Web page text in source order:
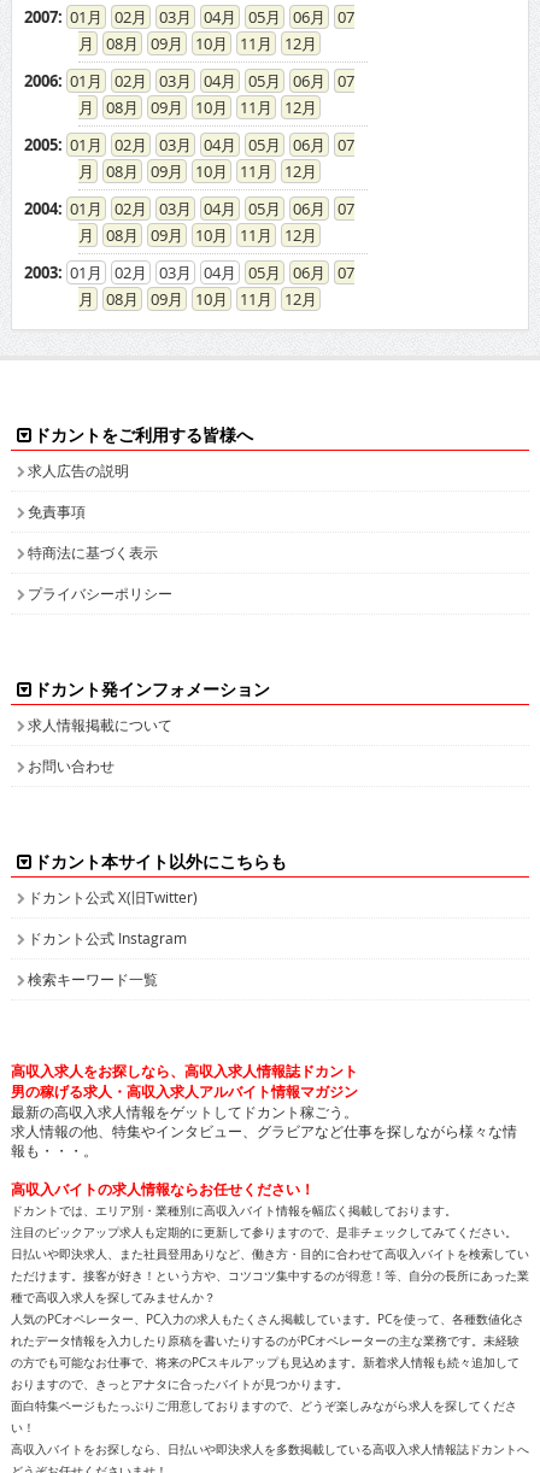
2007: 01 02 03 04 05 06
07
08
09 10 11
12
2006: 01 02 03 04 05 06
07
08
09 10 11
12
2005: 01 02 03 04 05 06
07
08
09 10 11
12
2004: 01 02 03 04 05 06
07
08
09 10 11
12
2003: 01 02 03 04 05 06
07
08
09 10 11 12
ドカントをご利用する皆様へ
求人広告の説明
免責事項
特商法に基づく表示
プライバシーポリシー
ドカント発インフォメーション
求人情報掲載について
お問い合わせ
ドカント本サイト以外にこちらも
ドカント公式 X(旧Twitter)
ドカント公式 Instagram
検索キーワード一覧
高収入求人をお探しなら、高収入求人情報誌ドカント
男の稼げる求人・高収入求人アルバイト情報マガジン
最新の高収入求人情報をゲットしてドカント稼ごう。
求人情報の他、特集やインタビュー、グラビアなど仕事を探しながら様々な情
報も・・・。
高収入バイトの求人情報ならお任せください！
ドカントでは、エリア別・業種別に高収入バイト情報を幅広く掲載しております。
注目のピックアップ求人も定期的に更新して参りますので、是非チェックしてみてください。
日払いや即決求人、また社員登用ありなど、働き方・目的に合わせて高収入バイトを検索してい
ただけます。接客が好き！という方や、コツコツ集中するのが得意！等、自分の長所にあった業
種で高収入求人を探してみませんか？
人気のPCオペレーター、PC入力の求人もたくさん掲載しています。PCを使って、各種数値化さ
れたデータ情報を入力したり原稿を書いたりするのがPCオペレーターの主な業務です。未経験
の方でも可能なお仕事で、将来のPCスキルアップも見込めます。新着求人情報も続々追加して
おりますので、きっとアナタに合ったバイトが見つかります。
面白特集ページもたっぷりご用意しておりますので、どうぞ楽しみながら求人を探してくださ
い！
高収入バイトをお探しなら、日払いや即決求人を多数掲載している高収入求人情報誌ドカントへ